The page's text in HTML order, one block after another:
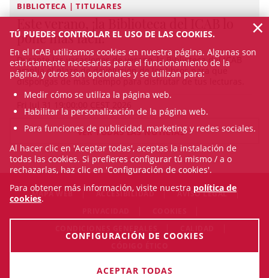
BIBLIOTECA | TITULARES
pone más fácil!
Durante las vacaciones de verano, la Biblioteca del ICAB
amplía el plazo de devolución de los libros para que
dispongas de más tiempo para disfrutar de tus lecturas.
VER TODAS LAS NOTICIAS
MAPA WEB ACCESIBILIDAD
AVISO LEGAL
© Sun Aug 09 00:55:24 CEST 2026 Il·lustre Col·legi de
TÚ PUEDES CONTROLAR EL USO DE LAS COOKIES.
En el ICAB utilizamos cookies en nuestra página. Algunas son
estrictamente necesarias para el funcionamiento de la
página, y otros son opcionales y se utilizan para:
Medir cómo se utiliza la página web.
Habilitar la personalización de la página web.
Para funciones de publicidad, marketing y redes sociales.
Al hacer clic en 'Aceptar todas', aceptas la instalación de
todas las cookies. Si prefieres configurar tú mismo / a o
rechazarlas, haz clic en 'Configuración de cookies'.
Para obtener más información, visite nuestra política de
cookies.
CONFIGURACIÓN DE COOKIES
ACEPTAR TODAS
×